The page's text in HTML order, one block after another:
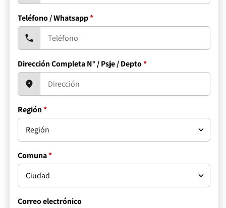
Teléfono / Whatsapp*
Dirección Completa N° / Psje / Depto*
Región*
Comuna*
Correo electrónico